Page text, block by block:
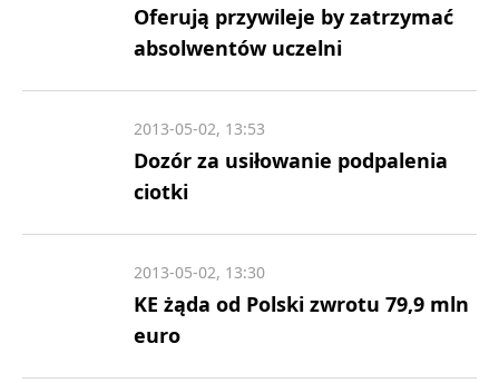
Oferują przywileje by zatrzymać
absolwentów uczelni
Dozór za usiłowanie podpalenia
ciotki
2013-05-02, 13:53
KE żąda od Polski zwrotu 79,9 mln
euro
2013-05-02, 13:30